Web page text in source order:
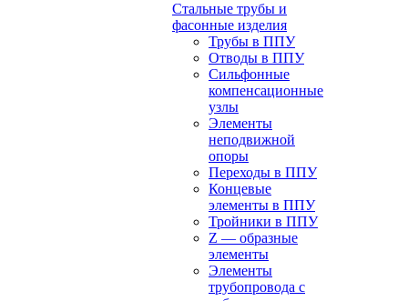
Стальные трубы и
фасонные изделия
Трубы в ППУ
Отводы в ППУ
Сильфонные
компенсационные
узлы
Элементы
неподвижной
опоры
Переходы в ППУ
Концевые
элементы в ППУ
Тройники в ППУ
Z — образные
элементы
Элементы
трубопровода с